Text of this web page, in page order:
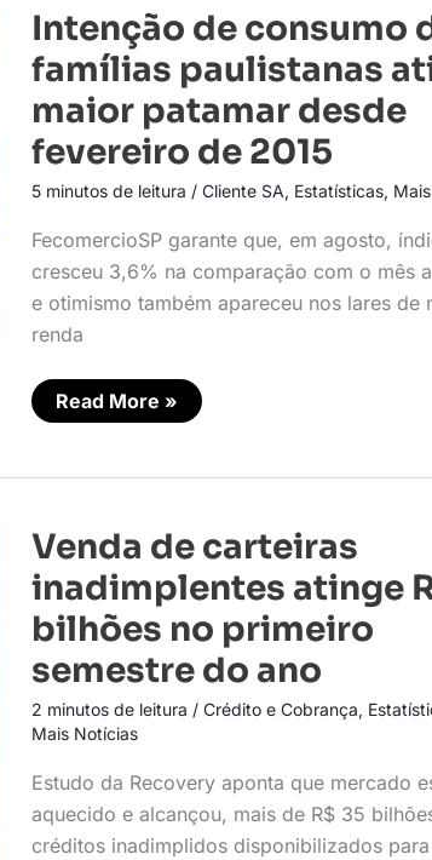
Intenção de consumo
famílias paulistanas
maior patamar desde
fevereiro de 2015
5 minutos de leitura / Cliente SA, Estatísticas,
FecomercioSP garante que, em agosto,
cresceu 3,6% na comparação com o mês
e otimismo também apareceu nos lares de
renda
Intenção
de
consumo
das
famílias
paulistanas
maior
patamar
desde
2015
Read More »
Venda de carteiras
inadimplentes atinge
bilhões no primeiro
semestre do ano
2 minutos de leitura / Crédito e Cobrança,
Mais Notícias
Estudo da Recovery aponta que mercado
aquecido e alcançou, mais de R$ 35
créditos inadimplidos disponibilizados
Venda
de
carteiras
inadimplentes
atinge
R$
bilhões
no
primeiro
semestre
do